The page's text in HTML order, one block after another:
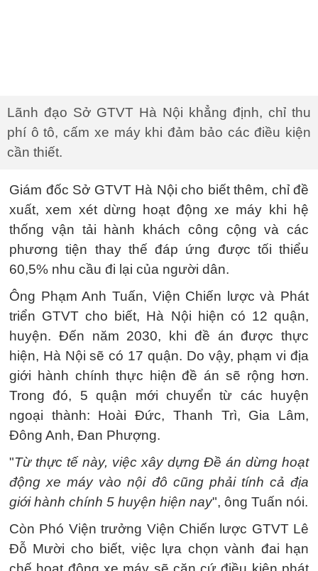
Lãnh đạo Sở GTVT Hà Nội khẳng định, chỉ thu
phí ô tô, cấm xe máy khi đảm bảo các điều kiện
cần thiết.
Giám đốc Sở GTVT Hà Nội cho biết thêm, chỉ đề
xuất, xem xét dừng hoạt động xe máy khi hệ
thống vận tải hành khách công cộng và các
phương tiện thay thế đáp ứng được tối thiểu
60,5% nhu cầu đi lại của người dân.
Ông Phạm Anh Tuấn, Viện Chiến lược và Phát
triển GTVT cho biết, Hà Nội hiện có 12 quận,
huyện. Đến năm 2030, khi đề án được thực
hiện, Hà Nội sẽ có 17 quận. Do vậy, phạm vi địa
giới hành chính thực hiện đề án sẽ rộng hơn.
Trong đó, 5 quận mới chuyển từ các huyện
ngoại thành: Hoài Đức, Thanh Trì, Gia Lâm,
Đông Anh, Đan Phượng.
"Từ thực tế này, việc xây dựng Đề án dừng hoạt
động xe máy vào nội đô cũng phải tính cả địa
giới hành chính 5 huyện hiện nay", ông Tuấn nói.
Còn Phó Viện trưởng Viện Chiến lược GTVT Lê
Đỗ Mười cho biết, việc lựa chọn vành đai hạn